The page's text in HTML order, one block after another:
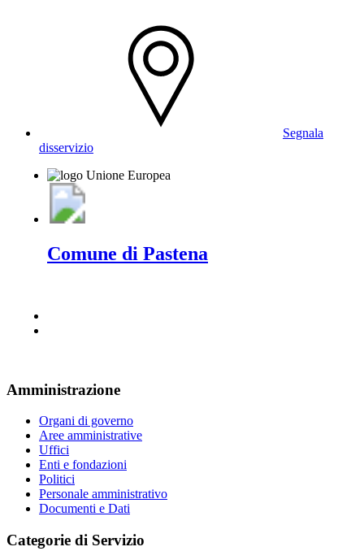
Segnala
disservizio
Comune di Pastena
Amministrazione
Organi di governo
Aree amministrative
Uffici
Enti e fondazioni
Politici
Personale amministrativo
Documenti e Dati
Categorie di Servizio